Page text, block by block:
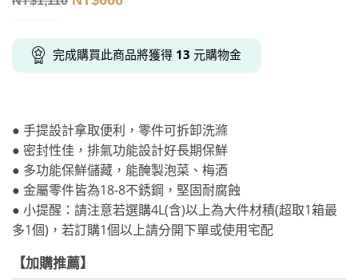
完成購買此商品將獲得 13 元購物金
● 手提設計拿取便利，零件可拆卸洗滌
● 密封性佳，排氣功能設計好長期保鮮
● 多功能保鮮儲藏，能醃製泡菜、梅酒
● 金屬零件皆為18-8不銹鋼，堅固耐腐蝕
● 小提醒：請注意若選購4L(含)以上為大件材積(超取1箱最
多1個)，若訂購1個以上請分開下單或使用宅配
【加購推薦】